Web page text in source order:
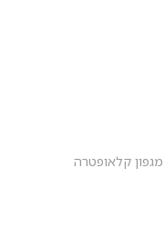
מגפון קלאופטרה